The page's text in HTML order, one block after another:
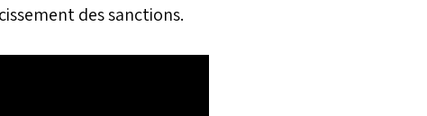
des sanctions.